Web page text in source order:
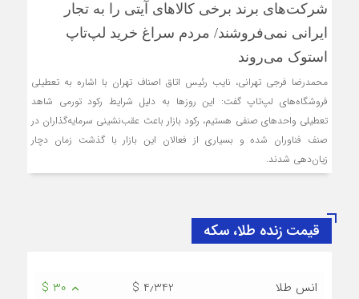
شرکت‌های برند برخی کالاهای آی‎تی را به تجار
ایرانی نمی‌فروشند/ مردم سراغ خرید لپ‌تاپ
استوک می‌روند
محمدرضا فرجی‌ تهرانی، نایب رئیس اتاق اصناف تهران با اشاره به تعطیلی
فروشگاه‌های لپ‌تاپ گفت: این روزها به دلیل شرایط رکود تورمی شاهد
تعطیلی واحدهای صنفی هستیم، رکود بازار باعث عقب‌نشینی سرمایه‌گذاران در
صنف فناوران شده و بسیاری از فعالان این بازار با گذشت زمان دچار
زیان‌دهی شدند.
قیمت زنده طلا، سکه
انس طلا $ 4٫342
$ 30